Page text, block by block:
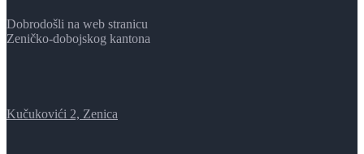
Dobrodošli na web stranicu
Zeničko-dobojskog kantona
Kučukovići 2, Zenica